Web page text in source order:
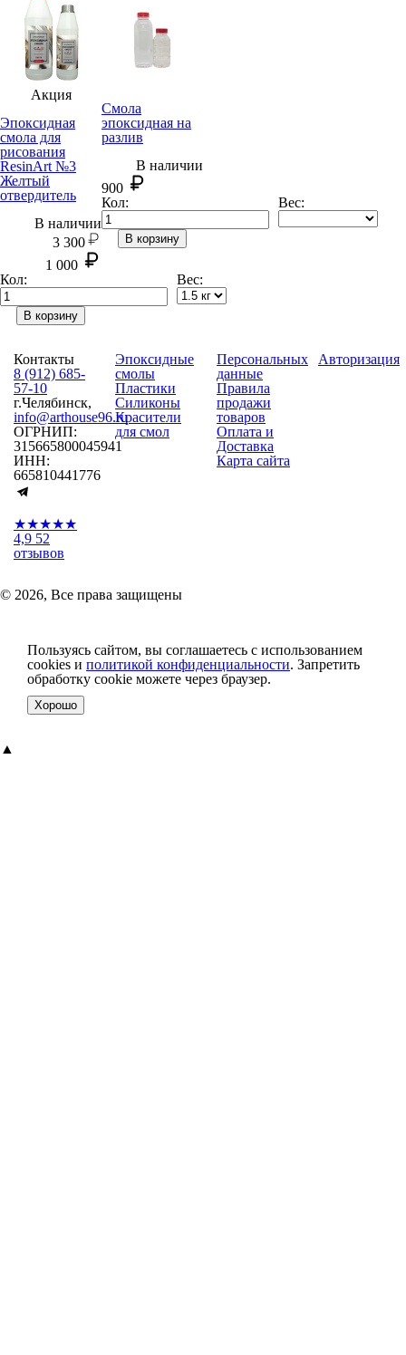
Акция
Эпоксидная
смола для
рисования
ResinArt №3
Желтый
отвердитель
В наличии
3 300
1 000
Кол:
Вес:
В корзину
Смола
эпоксидная на
разлив
В наличии
900
Кол:
Вес:
В корзину
Контакты
8 (912) 685-
57-10
г.Челябинск,
info@arthouse96.ru
ОГРНИП:
315665800045941
ИНН:
665810441776
★★★★★
4,9 52
отзывов
Эпоксидные
смолы
Пластики
Силиконы
Красители
для смол
Персональных
данные
Правила
продажи
товаров
Оплата и
Доставка
Карта сайта
Авторизация
© 2026, Все права защищены
Пользуясь сайтом, вы соглашаетесь с использованием
cookies и политикой конфиденциальности. Запретить
обработку cookie можете через браузер.
Хорошо
▲